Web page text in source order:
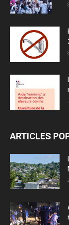
ARTICLES